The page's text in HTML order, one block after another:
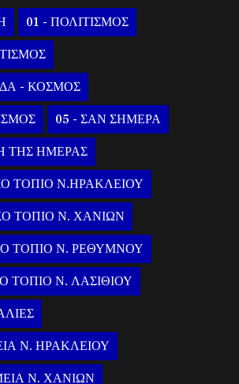
01 - ΠΟΛΙΤΙΣΜΟΣ
- ΚΟΣΜΟΣ
05 - ΣΑΝ ΣΗΜΕΡΑ
ΤΗΣ ΗΜΕΡΑΣ
ΤΟΠΙΟ Ν.ΗΡΑΚΛΕΙΟΥ
ΤΟΠΙΟ Ν. ΧΑΝΙΩΝ
ΤΟΠΙΟ Ν. ΡΕΘΥΜΝΟΥ
ΤΟΠΙΟ Ν. ΛΑΣΙΘΙΟΥ
Ν. ΗΡΑΚΛΕΙΟΥ
Ν. ΧΑΝΙΩΝ